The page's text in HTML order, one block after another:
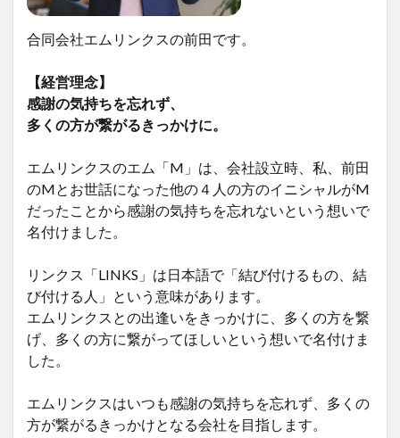
合同会社エムリンクスの前田です。
【経営理念】
感謝の気持ちを忘れず、
多くの方が繋がるきっかけに。
エムリンクスのエム「M」は、会社設立時、私、前田
のMとお世話になった他の４人の方のイニシャルがM
だったことから感謝の気持ちを忘れないという想いで
名付けました。
リンクス「LINKS」は日本語で「結び付けるもの、結
び付ける人」という意味があります。
エムリンクスとの出逢いをきっかけに、多くの方を繋
げ、多くの方に繋がってほしいという想いで名付けま
した。
エムリンクスはいつも感謝の気持ちを忘れず、多くの
方が繋がるきっかけとなる会社を目指します。